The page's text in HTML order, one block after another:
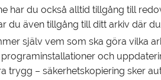
har du också alltid tillgång till
du även tillgång till ditt arkiv där
själv vem som ska göra vilka
programinstallationer och
trygg – säkerhetskopiering sker